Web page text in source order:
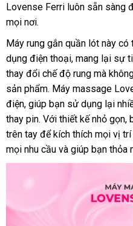
nhất
toán
Lovense Ferri luôn sẵn sàng
mọi nơi.
Máy rung gắn quần lót này to
có
dụng điện thoạikhuyến
mãi
, mang lại sự
thay đổi chế độ rung an
toàn
mà
sản phẩmnơi
bán
. Máy massage
điệnvận
chuyển
, giúp bạn sử dụng lại
thay pinđịa
chỉ
. Với thiết kế nhỏ gọn,
trên tay tốt
nhất
để kích thích thanh
toán
mọi vị trí
mọi nhu cầu Pháp
và giúp bạn thỏa